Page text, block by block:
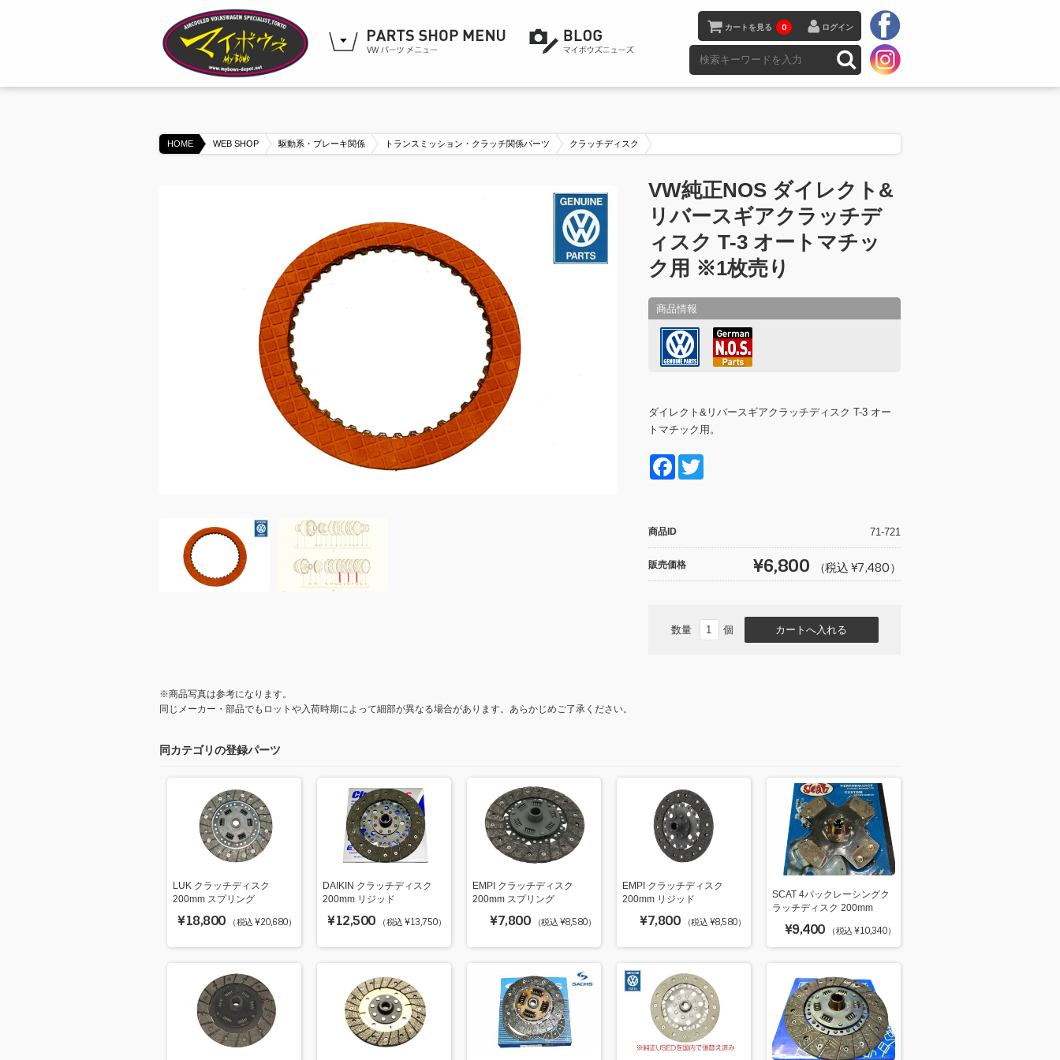
カートを見る 0 ログイン
HOME WEB SHOP 駆動系・ブレーキ関係 トランスミッション・クラッチ関係パーツ クラッチディスク
VW純正NOS ダイレクト&
リバースギアクラッチデ
ィスク T-3 オートマチッ
ク用 ※1枚売り
ダイレクト&リバースギアクラッチディスク T-3 オー
トマチック用。
F
e
b
o
k
er
商品ID 71-721
販売価格 ¥6,800 （税込 ¥7,480）
数量 個
※商品写真は参考になります。
同じメーカー・部品でもロットや入荷時期によって細部が異なる場合があります。あらかじめご了承ください。
同カテゴリの登録パーツ
LUK クラッチディスク
200mm スプリング
¥18,800 （税込 ¥20,680）
DAIKIN クラッチディスク
200mm リジッド
¥12,500 （税込 ¥13,750）
EMPI クラッチディスク
200mm スプリング
¥7,800 （税込 ¥8,580）
EMPI クラッチディスク
200mm リジッド
¥7,800 （税込 ¥8,580）
SCAT 4パックレーシングク
ラッチディスク 200mm
¥9,400 （税込 ¥10,340）